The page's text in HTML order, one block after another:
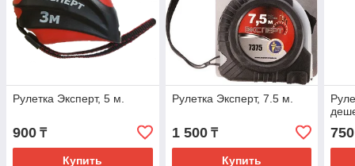
Рулетка Эксперт, 5 м.
900 ₸
Купить
Рулетка Эксперт, 7.5 м.
1 500₸
Купить
750